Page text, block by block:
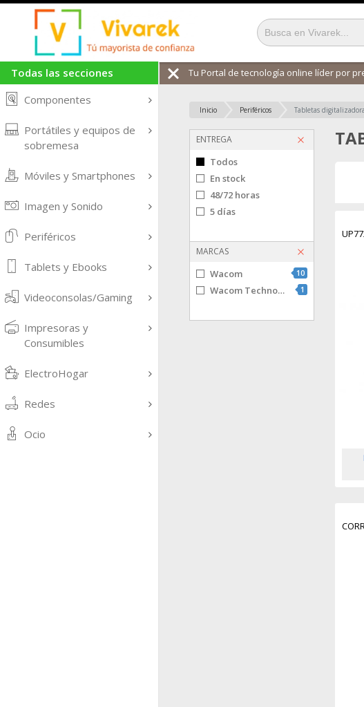
Todas las secciones
Componentes
Portátiles y equipos de
sobremesa
Móviles y Smartphones
Imagen y Sonido
Periféricos
Tablets y Ebooks
Videoconsolas/Gaming
Impresoras y
Consumibles
ElectroHogar
Redes
Ocio
Tu Portal de tecnología online líder por
Inicio Periféricos Tabletas
ENTREGA
Todos
En stock
48/72 horas
5 días
MARCAS
Wacom 10
Wacom Technology 1